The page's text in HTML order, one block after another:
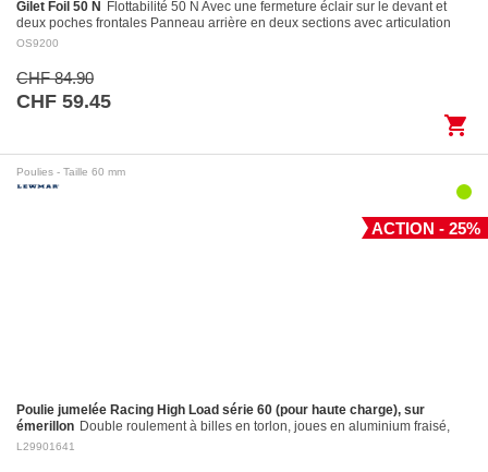
Gilet Foil 50 N
Flottabilité 50 N Avec une fermeture éclair sur le devant et
deux poches frontales Panneau arrière en deux sections avec articulation
pour des…
OS9200
CHF 84.90
CHF 59.45
shopping_cart
Poulies - Taille 60 mm
ACTION - 25%
Poulie jumelée Racing High Load série 60 (pour haute charge), sur
émerillon Double roulement à billes en torlon, joues en aluminium fraisé,
réa en aluminium fraisé Ø 60 mm. Réa en aluminium: ø 60 mm Pour
L29901641